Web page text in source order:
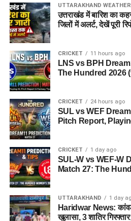
को गिरफ्तार किया है ?
हां देहरादून पुलिस ने यशवर्धन नाम के युवक
उत्तराखंड के पूर्व मुख्य सचिव और पूर्व
2. आरोपी पर क्या आरोप
आरोपी पर खुद को केंद्र सरकार, गृह
सेना का वरिष्ठ अधिकारी बताकर लोगों से
3. शिकायत किसने दर्ज
दिल्ली निवासी एक युवती ने शिकायत दर्ज
प्रभावशाली सरकारी संपर्कों का झांसा
ठग लिए।
4. आरोपी लोगों को कैसे
UTTARAKHAND WEATHER
उत्तराखंड में बारिश का
जिलों में अलर्ट, देखें पूरी
CRICKET 11 hours ago
LNS vs BPH
The Hundred 2026
CRICKET 24 hours ago
SUL vs WEF
Pitch Report,
CRICKET 1 day ago
SUL-W vs WEF-W
Match 27: The
UTTARAKHAND 1 day
Haridwar News: कांवड़
खुलासा, 3 शातिर